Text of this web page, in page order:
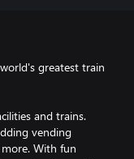
greatest train
and trains.
vending
With fun